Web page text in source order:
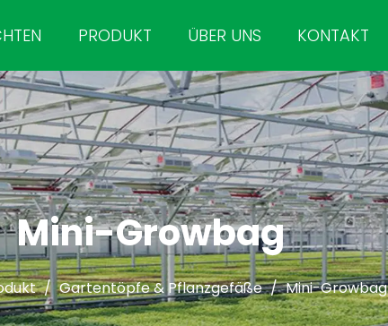
PRODUKT ÜBER UNS KONTAKT
Mini-Growbag
/ Gartentöpfe & Pflanzgefäße / Mini-Growbag